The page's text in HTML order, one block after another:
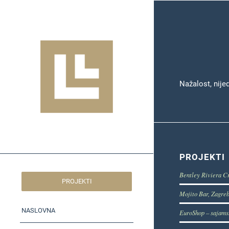
PROJEKTI
NASLOVNA
Nažalost,
PROJEKTI
Bentley Riviera
Mojito Bar, Zagreb
EuroShop –